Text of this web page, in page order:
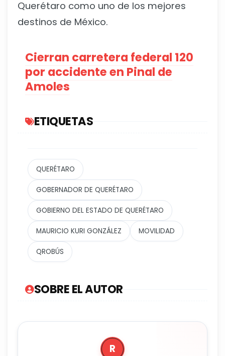
Querétaro como uno de los mejores
destinos de México.
Cierran carretera federal 120
por accidente en Pinal de
Amoles
ETIQUETAS
QUERÉTARO
GOBERNADOR DE QUERÉTARO
GOBIERNO DEL ESTADO DE QUERÉTARO
MAURICIO KURI GONZÁLEZ MOVILIDAD
QROBÚS
SOBRE EL AUTOR
R